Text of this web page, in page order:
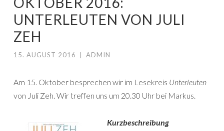
UNTERLEUTEN VON JULI
ZEH
15. AUGUST 2016 ADMIN
Am 15. Oktober besprechen wir im Lesekreis Unterleuten
von Juli Zeh. Wir treffen uns um 20.30 Uhr bei Markus.
Kurzbeschreibung